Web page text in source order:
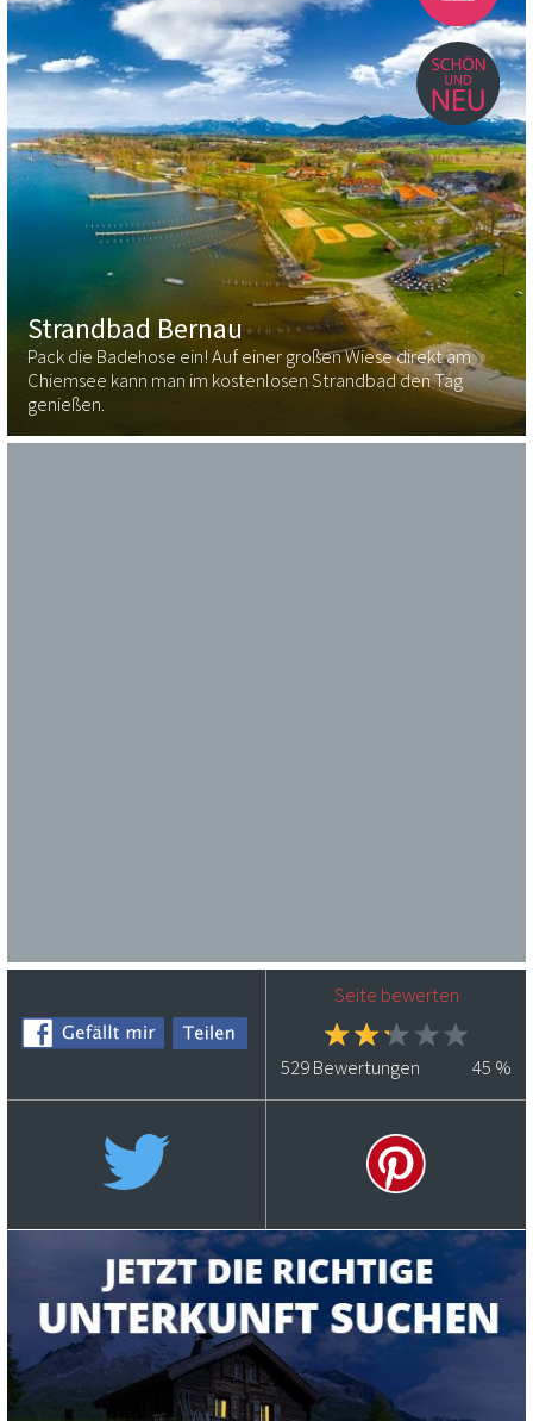
Strandbad Bernau
Pack die Badehose ein! Auf einer großen Wiese direkt am
Chiemsee kann man im kostenlosen Strandbad den Tag
genießen.
Seite bewerten
529Bewertungen 45 %